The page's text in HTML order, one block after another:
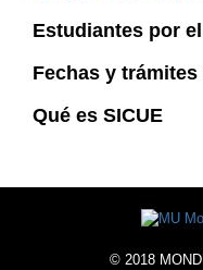
Estudiantes por
Fechas y
Qué es SICUE
© 2018